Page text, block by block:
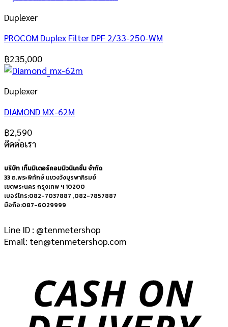
Duplexer
PROCOM Duplex Filter DPF 2/33-250-WM
฿235,000
Duplexer
DIAMOND MX-62M
฿2,590
ติดต่อเรา
บริษัท เท็นมิเตอร์คอมมิวนิเคชั่น จำกัด
33 ถ.พระพิทักษ์ แขวงวังบูรพาภิรมย์
เขตพระนคร กรุงเทพ ฯ 10200
เบอร์โทร:082-7037887 ,082-7857887
มือถือ:087-6029999
Line ID : @tenmetershop
Email: ten@tenmetershop.com